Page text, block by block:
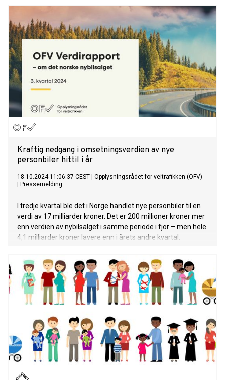
Kraftig nedgang i omsetningsverdien av nye
personbiler hittil i år
18.10.2024 11:06:37 CEST
Opplysningsrådet for veitrafikken (OFV)
Pressemelding
I tredje kvartal ble det i Norge handlet nye personbiler til en
verdi av 17 milliarder kroner. Det er 200 millioner kroner mer
enn verdien av nybilsalget i samme periode i fjor – men hele
4,1 milliarder kroner lavere enn i årets andre kvartal.